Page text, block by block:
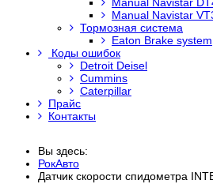
Manual Navistar
Тормозная система
Eaton Brake system
Коды ошибок
Detroit Deisel
Cummins
Caterpillar
Прайс
Контакты
Вы здесь:
РокАвто
Датчик скорости спидометра